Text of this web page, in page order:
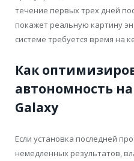
течение первых трех дней
покажет реальную картину
системе требуется время на
Как
автономность
Galaxy
Если установка последней
немедленных результатов,